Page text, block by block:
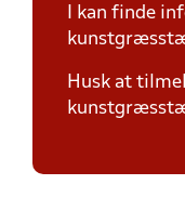
I kan finde
Husk at